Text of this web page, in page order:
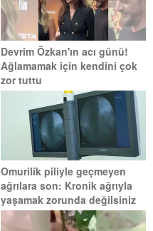
Devrim Özkan'ın acı günü!
Ağlamamak için kendini çok
zor tuttu
Omurilik piliyle geçmeyen
ağrılara son: Kronik ağrıyla
yaşamak zorunda değilsiniz